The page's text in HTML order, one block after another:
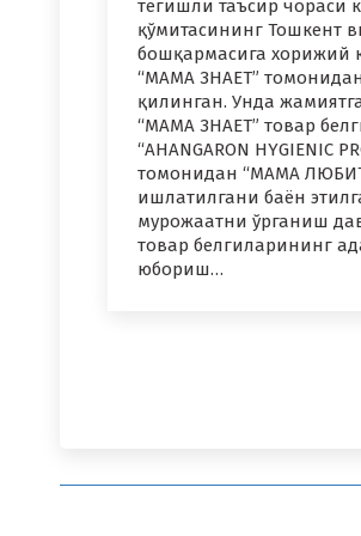
тегишли таъсир чораси
қўмитасининг Тошкент
бошқармасига хорижий
“МАМА ЗНАЕТ”
қилинган. Унда
“МАМА ЗНАЕТ” товар
“AHANGARON HYGIENIC
томонидан “МАМА
ишлатилгани баён
мурожаатни ўрганиш
товар белгиларининг
юбориш…